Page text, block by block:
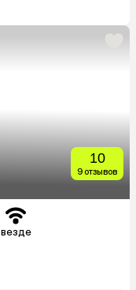
10
9 отзывов
везде